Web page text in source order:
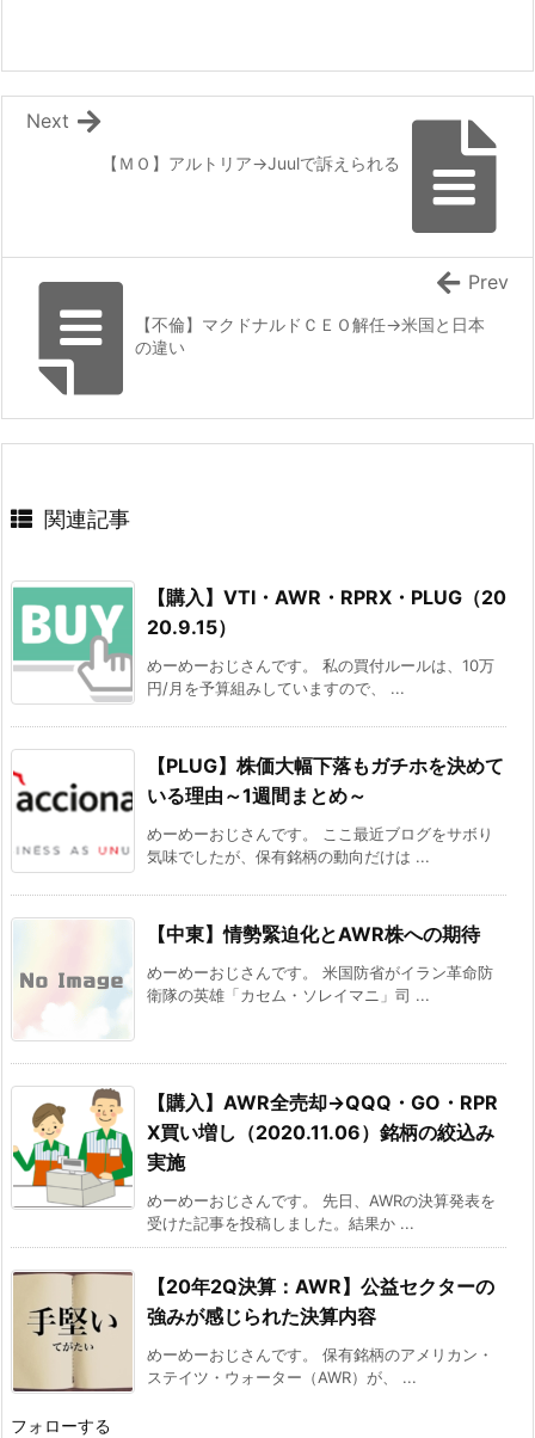
【ＭＯ】アルトリア→Juulで訴えられる
Next
【不倫】マクドナルドＣＥＯ解任→米国と日本
の違い
Prev
関連記事
【購入】VTI・AWR・RPRX・PLUG（20
20.9.15）
めーめーおじさんです。 私の買付ルールは、10万
円/月を予算組みしていますので、 ...
【PLUG】株価大幅下落もガチホを決めて
いる理由～1週間まとめ～
めーめーおじさんです。 ここ最近ブログをサボり
気味でしたが、保有銘柄の動向だけは ...
【中東】情勢緊迫化とAWR株への期待
めーめーおじさんです。 米国防省がイラン革命防
衛隊の英雄「カセム・ソレイマニ」司 ...
【購入】AWR全売却→QQQ・GO・RPR
X買い増し（2020.11.06）銘柄の絞込み
実施
めーめーおじさんです。 先日、AWRの決算発表を
受けた記事を投稿しました。結果か ...
【20年2Q決算：AWR】公益セクターの
強みが感じられた決算内容
めーめーおじさんです。 保有銘柄のアメリカン・
ステイツ・ウォーター（AWR）が、 ...
フォローする